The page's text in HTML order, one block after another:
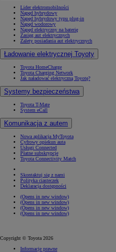
Lider elektromobilności
Napęd hybrydowy
Napęd hybrydowy typu plug-in
Napęd wodorowy
Napęd elektryczny na baterię
Zasięg aut elektrycznych
Zalety posiadania aut elektrycznych
Ładowanie elektrycznej Toyoty
Toyota HomeCharge
Toyota Charging Network
Jak naładować elektryczną Toyotę?
Systemy bezpieczeństwa
Toyota T-Mate
System eCall
Komunikacja z autem
Nowa aplikacja MyToyota
Cyfrowy opiekun auta
Usługi Connected
Płatne subskrypcje
Toyota Connectivity Match
Skontaktuj się z nami
Polityka ciasteczek
Deklaracja dostępności
(Opens in new window)
(Opens in new window)
(Opens in new window)
(Opens in new window)
Copyright © Toyota 2026
Informacje prawne